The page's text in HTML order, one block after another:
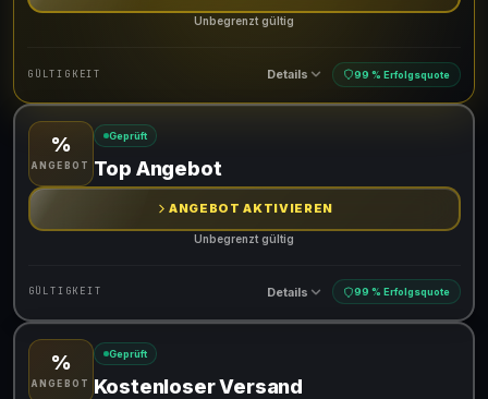
Unbegrenzt gültig
GÜLTIGKEIT Details 99 % Erfolgsquote
Gültig für teilnehmende Produkte
%
ANGEBOT
Geprüft
Top Angebot
ANGEBOT AKTIVIEREN
Unbegrenzt gültig
GÜLTIGKEIT Details 99 % Erfolgsquote
Gültig für teilnehmende Produkte
%
ANGEBOT
Geprüft
Kostenloser Versand